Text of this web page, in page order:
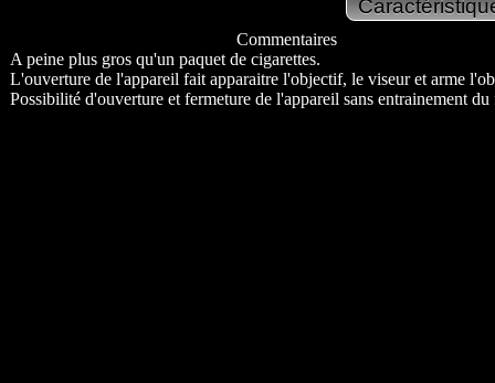
Commentaires
A peine plus gros qu'un paquet de cigarettes.
L'ouverture de l'appareil fait apparaitre l'objectif, le viseur et arme
Possibilité d'ouverture et fermeture de l'appareil sans entrainement